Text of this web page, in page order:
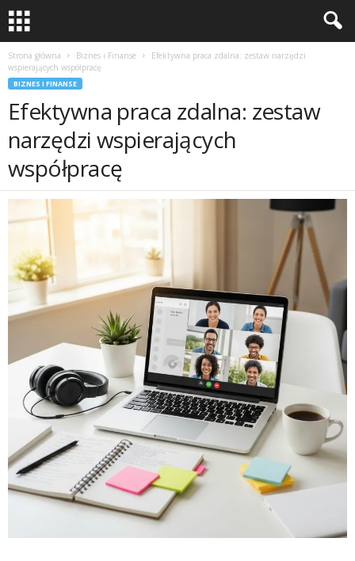
Strona główna Biznes i Finanse
Efektywna praca zdalna: zestaw narzędzi
wspierających współpracę
BIZNES I FINANSE
Efektywna praca zdalna: zestaw
narzędzi wspierających
współpracę